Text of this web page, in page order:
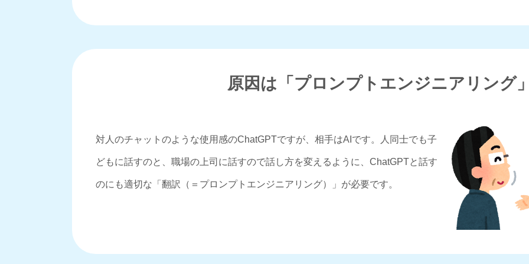
原因は 「プロンプト エンジニアリング
対人のチャットのような使用感のChatGPTですが、相手はAIです。人同士でも子
どもに話すのと、職場の上司に話すので話し方を変えるように、ChatGPTと話す
のにも適切な「翻訳（＝プロンプトエンジニアリング）」が必要です。